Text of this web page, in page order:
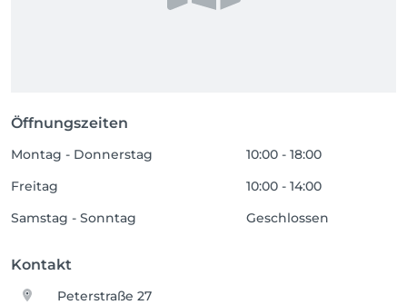
Öffnungszeiten
Montag - Donnerstag
10:00 - 18:00
Freitag
10:00 - 14:00
Samstag - Sonntag
Geschlossen
Kontakt
Peterstraße 27